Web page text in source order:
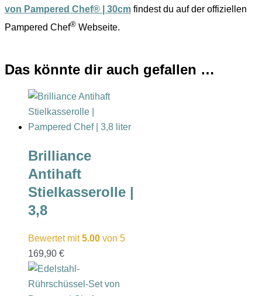
von Pampered Chef® | 30cm findest du auf der offiziellen
Pampered Chef® Webseite.
Das könnte dir auch gefallen …
Brilliance
Antihaft
Stielkasserolle |
3,8
Bewertet mit5.00 von 5
169,90 €